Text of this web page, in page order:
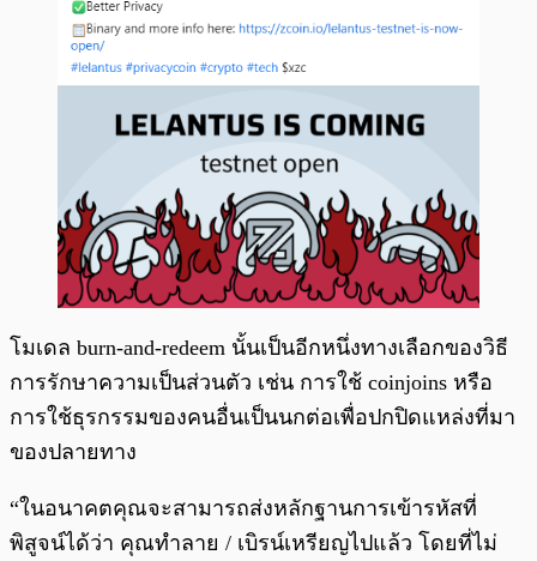
โมเดล burn-and-redeem นั้นเป็นอีกหนึ่งทางเลือกของวิธี
การรักษาความเป็นส่วนตัว เช่น การใช้ coinjoins หรือ
การใช้ธุรกรรมของคนอื่นเป็นนกต่อเพื่อปกปิดแหล่งที่มา
ของปลายทาง
“ในอนาคตคุณจะสามารถส่งหลักฐานการเข้ารหัสที่
พิสูจน์ได้ว่า คุณทำลาย / เบิรน์เหรียญไปแล้ว โดยที่ไม่